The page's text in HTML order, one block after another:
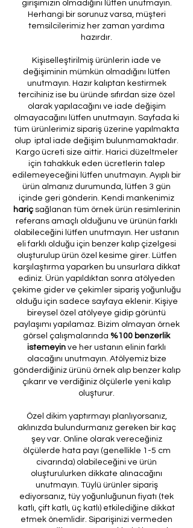
girişimizin olmadığını lütfen unutmayın.
Herhangi bir sorunuz varsa, müşteri
temsilcilerimiz her zaman yardıma
hazırdır.
Kişiselleştirilmiş ürünlerin iade ve
değişiminin mümkün olmadığını lütfen
unutmayın. Hazır kalıptan kestirmek
tercihiniz ise bu üründe sıfırdan size özel
olarak yapılacağını ve iade değişim
olmayacağını lütfen unutmayın. Sayfada ki
tüm ürünlerimiz sipariş üzerine yapılmakta
olup iptal iade değişim bulunmamaktadır.
Kargo ücreti size aittir. Harici düzeltmeler
için tahakkuk eden ücretlerin talep
edilemeyeceğini lütfen unutmayın. Ayıplı bir
ürün almanız durumunda, lütfen 3 gün
içinde geri gönderin. Kendi mankenimiz
hariçsağlanan tüm örnek ürün resimlerinin
referans amaçlı olduğunu ve ürünün farklı
olabileceğini lütfen unutmayın. Her ustanın
eli farklı olduğu için benzer kalıp çizelgesi
oluşturulup ürün özel kesime girer. Lütfen
karşılaştırma yaparken bu unsurlara dikkat
ediniz. Ürün yapıldıktan sonra atölyeden
çekime gider ve çekimler sipariş yoğunluğu
olduğu için sadece sayfaya eklenir. Kişiye
bireysel özel atölyeye gidip görüntü
paylaşımı yapılamaz. Bizim olmayan örnek
görsel çalışmalarında %100 benzerlik
istemeyin ve her ustanın elinin farklı
olacağını unutmayın. Atölyemiz bize
gönderdiğiniz ürünü örnek alıp benzer kalıp
çıkarır ve verdiğiniz ölçülerle yeni kalıp
oluşturur.
Özel dikim yaptırmayı planlıyorsanız,
aklınızda bulundurmanız gereken bir kaç
şey var. Online olarak vereceğiniz
ölçülerde hata payı (genellikle 1-5 cm
civarında) olabileceğini ve ürün
oluşturulurken dikkate alınacağını
unutmayın. Tüylü ürünler sipariş
ediyorsanız, tüy yoğunluğunun fiyatı (tek
katlı, çift katlı, üç katlı) etkilediğine dikkat
etmek önemlidir. Siparişinizi vermeden